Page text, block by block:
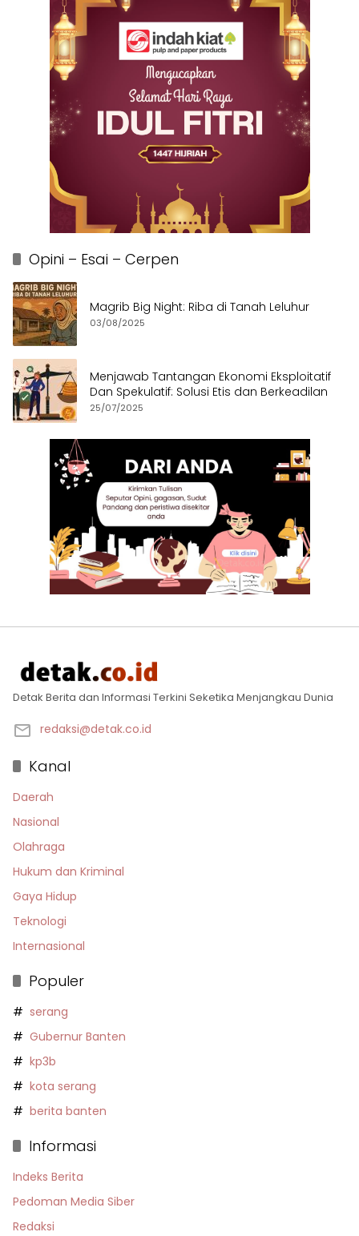
Opini – Esai – Cerpen
Magrib Big Night: Riba di Tanah Leluhur
03/08/2025
Menjawab Tantangan Ekonomi Eksploitatif
Dan Spekulatif: Solusi Etis dan Berkeadilan
25/07/2025
Detak Berita dan Informasi Terkini Seketika Menjangkau Dunia
redaksi@detak.co.id
Kanal
Daerah
Nasional
Olahraga
Hukum dan Kriminal
Gaya Hidup
Teknologi
Internasional
Populer
serang
Gubernur Banten
kp3b
kota serang
berita banten
Informasi
Indeks Berita
Pedoman Media Siber
Redaksi